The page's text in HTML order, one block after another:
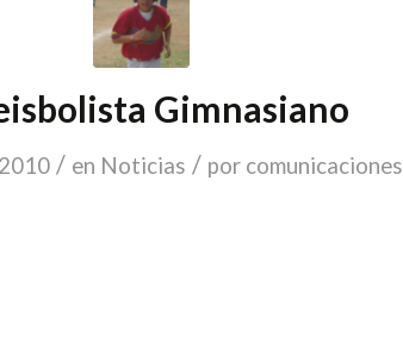
Gimnasiano
/ en Noticias / por comunicaciones